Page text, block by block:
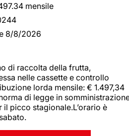
mensile
8/8/2026
di raccolta della frutta,
nelle cassette e controllo
lorda mensile: € 1.497,34
di legge in
picco stagionale.L’orario è